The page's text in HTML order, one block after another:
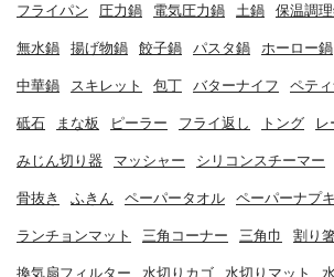
フライパン 圧力鍋 電気圧力鍋 土鍋 保温調
無水鍋 揚げ物鍋 餃子鍋 パスタ鍋 ホーロー鍋
中華鍋 スキレット 包丁 バターナイフ ペテ
砥石 まな板 ピーラー フライ返し トング レ
みじん切り器 マッシャー シリコンスチーマー
骨抜き ふきん ペーパータオル ペーパーナプ
ランチョンマット 三角コーナー 三角巾 割り
換気扇フィルター 水切りカゴ 水切りマット